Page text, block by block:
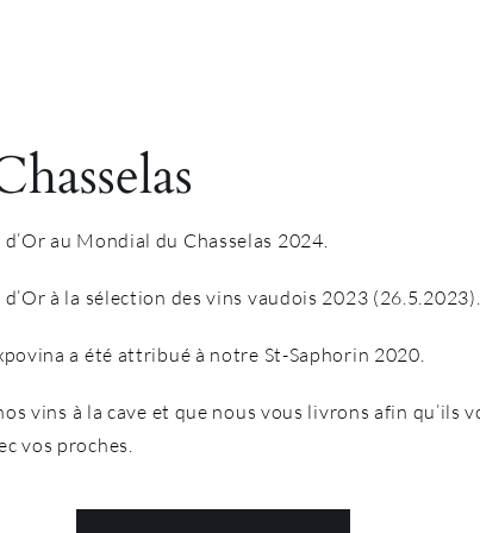
au Mondial du Chasselas 2024.
à la sélection des vins vaudois 2023 (26.5.2023).
a été attribué à notre St-Saphorin 2020.
vins à la cave et que nous vous livrons afin qu’ils
vos proches.